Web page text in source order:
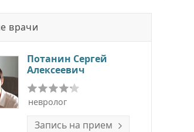
врачи
Потанин Сергей
Алексеевич
невролог
Запись на прием